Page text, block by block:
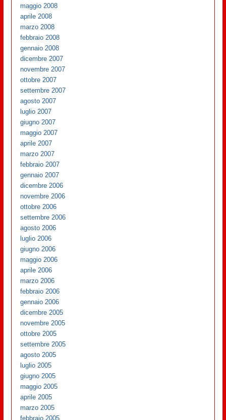
maggio 2008
aprile 2008
marzo 2008
febbraio 2008
gennaio 2008
dicembre 2007
novembre 2007
ottobre 2007
settembre 2007
agosto 2007
luglio 2007
giugno 2007
maggio 2007
aprile 2007
marzo 2007
febbraio 2007
gennaio 2007
dicembre 2006
novembre 2006
ottobre 2006
settembre 2006
agosto 2006
luglio 2006
giugno 2006
maggio 2006
aprile 2006
marzo 2006
febbraio 2006
gennaio 2006
dicembre 2005
novembre 2005
ottobre 2005
settembre 2005
agosto 2005
luglio 2005
giugno 2005
maggio 2005
aprile 2005
marzo 2005
febbraio 2005